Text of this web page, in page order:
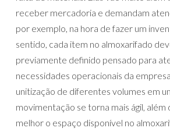
receber mercadoria e demandam
por exemplo, na hora de fazer um
sentido, cada item no almoxarifado
previamente definido pensado para
necessidades operacionais da
unitização de diferentes volumes em
movimentação se torna mais ágil,
melhor o espaço disponível no